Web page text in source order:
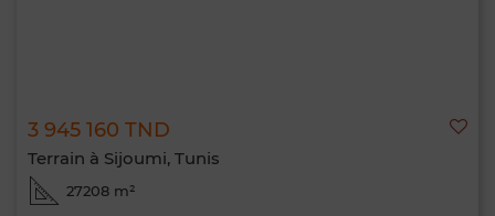
3 945 160 TND
Terrain à Sijoumi, Tunis
27208 m²